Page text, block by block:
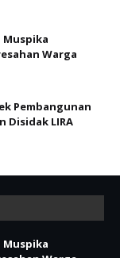
Muspika
Warga
Pembangunan
Disidak LIRA
Muspika